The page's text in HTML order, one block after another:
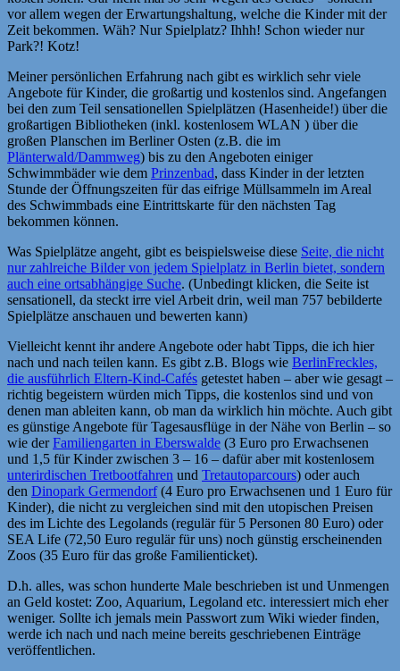
vor allem wegen der Erwartungshaltung, welche die Kinder mit der
Zeit bekommen. Wäh? Nur Spielplatz? Ihhh! Schon wieder nur
Park?! Kotz!
Meiner persönlichen Erfahrung nach gibt es wirklich sehr viele
Angebote für Kinder, die großartig und kostenlos sind. Angefangen
bei den zum Teil sensationellen Spielplätzen (Hasenheide!) über die
großartigen Bibliotheken (inkl. kostenlosem WLAN ) über die
großen Planschen im Berliner Osten (z.B. die im
Plänterwald/Dammweg) bis zu den Angeboten einiger
Schwimmbäder wie dem Prinzenbad, dass Kinder in der letzten
Stunde der Öffnungszeiten für das eifrige Müllsammeln im Areal
des Schwimmbads eine Eintrittskarte für den nächsten Tag
bekommen können.
Was Spielplätze angeht, gibt es beispielsweise diese Seite, die nicht
nur zahlreiche Bilder von jedem Spielplatz in Berlin bietet, sondern
auch eine ortsabhängige Suche. (Unbedingt klicken, die Seite ist
sensationell, da steckt irre viel Arbeit drin, weil man 757 bebilderte
Spielplätze anschauen und bewerten kann)
Vielleicht kennt ihr andere Angebote oder habt Tipps, die ich hier
nach und nach teilen kann. Es gibt z.B. Blogs wie BerlinFreckles,
die ausführlich Eltern-Kind-Cafés getestet haben – aber wie gesagt –
richtig begeistern würden mich Tipps, die kostenlos sind und von
denen man ableiten kann, ob man da wirklich hin möchte. Auch gibt
es günstige Angebote für Tagesausflüge in der Nähe von Berlin – so
wie derFamiliengarten in Eberswalde (3 Euro pro Erwachsenen
und 1,5 für Kinder zwischen 3 – 16 – dafür aber mit kostenlosem
unterirdischen Tretbootfahren und Tretautoparcours) oder auch
den Dinopark Germendorf(4 Euro pro Erwachsenen und 1 Euro für
Kinder), die nicht zu vergleichen sind mit den utopischen Preisen
des im Lichte des Legolands (regulär für 5 Personen 80 Euro) oder
SEA Life (72,50 Euro regulär für uns) noch günstig erscheinenden
Zoos (35 Euro für das große Familienticket).
D.h. alles, was schon hunderte Male beschrieben ist und Unmengen
an Geld kostet: Zoo, Aquarium, Legoland etc. interessiert mich eher
weniger. Sollte ich jemals mein Passwort zum Wiki wieder finden,
werde ich nach und nach meine bereits geschriebenen Einträge
veröffentlichen.